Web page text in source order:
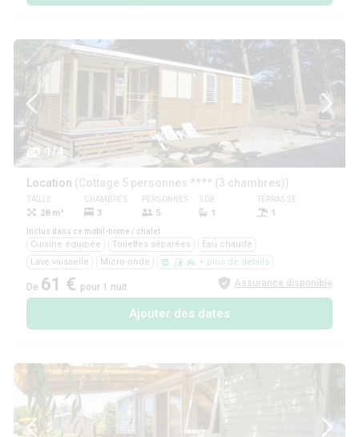
1/4
Location (Cottage 5 personnes **** (3 chambres))
TAILLE
28 m²
CHAMBRES
3
PERSONNES
5
SDB
1
TERRASSE
1
Inclus dans ce mobil-home / chalet
Cuisine équipée Toilettes séparées
Eau chaude
Lave vaisselle
Micro-onde + plus de détails
De 61 € pour 1 nuit Assurance disponible
Ajouter des dates